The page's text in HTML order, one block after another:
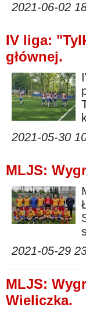
2021-06-02
IV liga:
głównej.
2021-05-30
MLJS:
2021-05-29
MLJS:
Wieliczka.